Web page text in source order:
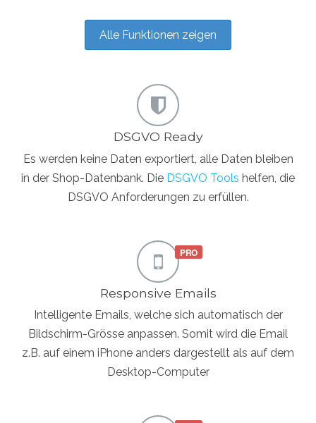
Alle Funktionen zeigen
DSGVO Ready
Es werden keine Daten exportiert, alle Daten bleiben
in der Shop-Datenbank. Die DSGVO Tools helfen, die
DSGVO Anforderungen zu erfüllen.
Responsive Emails
Intelligente Emails, welche sich automatisch der
Bildschirm-Grösse anpassen. Somit wird die Email
z.B. auf einem iPhone anders dargestellt als auf dem
Desktop-Computer